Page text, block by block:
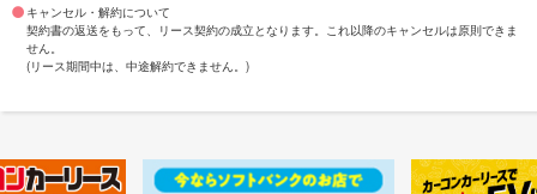
キャンセル・解約について
契約書の返送をもって、リース契約の成立となります。これ以降のキャンセルは原則できま
せん。
(リース期間中は、中途解約できません。)